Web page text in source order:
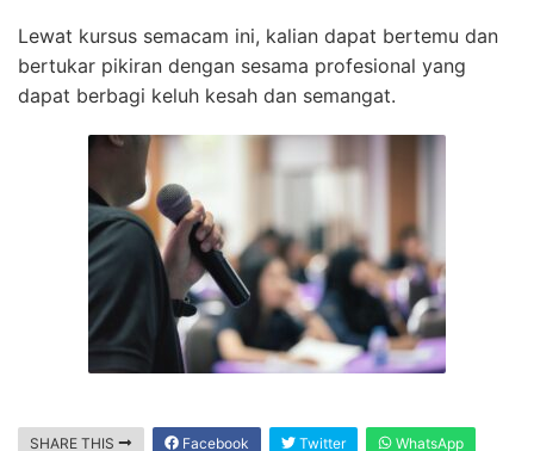
Lewat kursus semacam ini, kalian dapat bertemu dan
bertukar pikiran dengan sesama profesional yang
dapat berbagi keluh kesah dan semangat.
SHARE THIS Facebook Twitter WhatsApp